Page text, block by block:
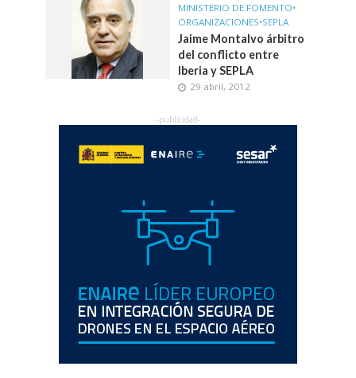
MINISTERIO DE FOMENTO•
ORGANIZACIONES•SEPLA
Jaime Montalvo árbitro
del conflicto entre
Iberia y SEPLA
29 abril, 2012